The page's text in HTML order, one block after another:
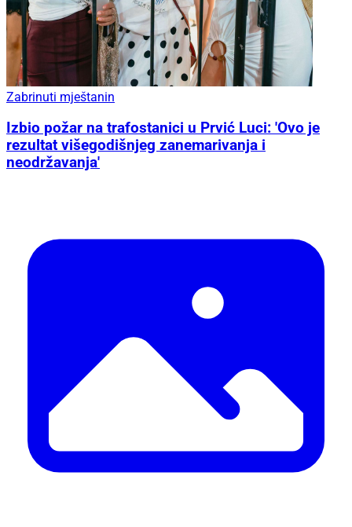
Zabrinuti mještanin
Izbio požar na trafostanici u Prvić Luci: 'Ovo je
rezultat višegodišnjeg zanemarivanja i
neodržavanja'